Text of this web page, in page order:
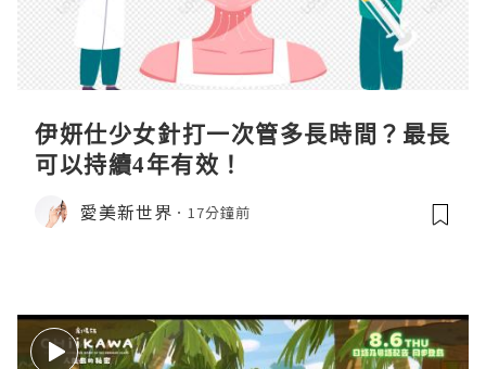
伊妍仕少女針打一次管多長時間？最長
可以持續4年有效！
愛美新世界 17分鐘前